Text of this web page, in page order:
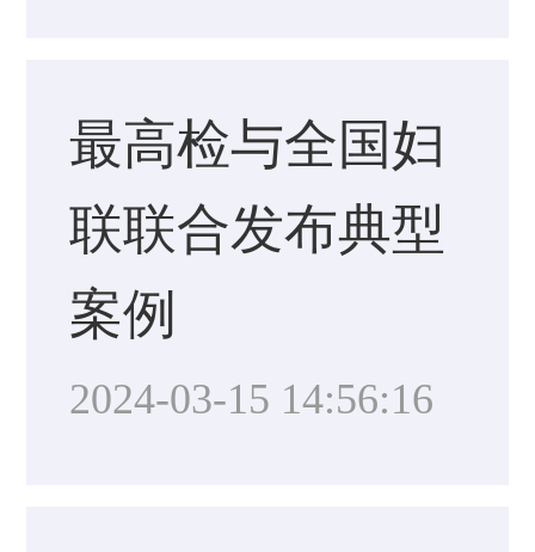
最高检与全国妇
联联合发布典型
案例
2024-03-15 14:56:16